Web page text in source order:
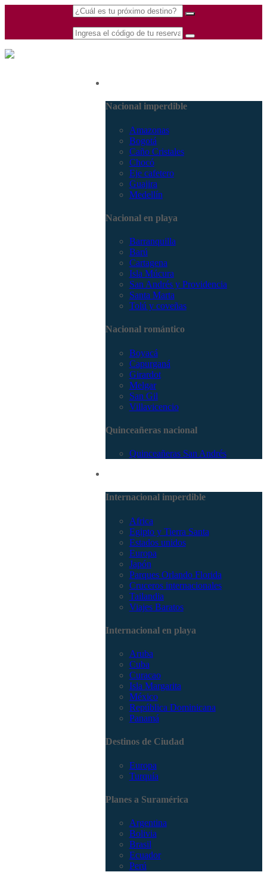
Nacional imperdible
Amazonas
Bogotá
Caño Cristales
Chocó
Eje cafetero
Guajira
Medellín
Nacional en playa
Barranquilla
Barú
Cartagena
Isla Múcura
San Andrés y Providencia
Santa Marta
Tolú y coveñas
Nacional romántico
Boyacá
Capurganá
Girardot
Melgar
San Gil
Villavicencio
Quinceañeras nacional
Quinceañeras San Andrés
Internacional imperdible
Africa
Egipto y Tierra Santa
Estados unidos
Europa
Japón
Parques Orlando Florida
Cruceros internacionales
Tailandia
Viajes Baratos
Internacional en playa
Aruba
Cuba
Curacao
Isla Margarita
México
República Dominicana
Panamá
Destinos de Ciudad
Europa
Turquía
Planes a Suramérica
Argentina
Bolivia
Brasil
Ecuador
Perú